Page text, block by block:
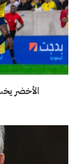
الأخضر